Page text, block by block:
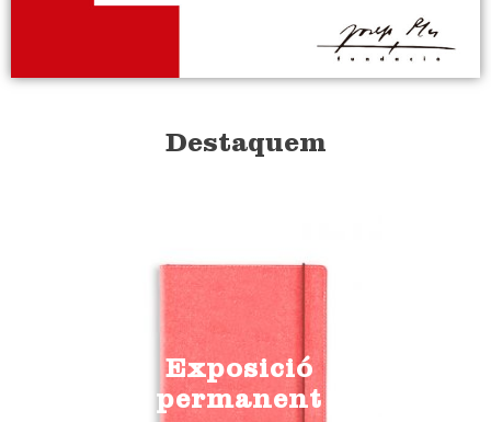
Destaquem
Exposició
permanent